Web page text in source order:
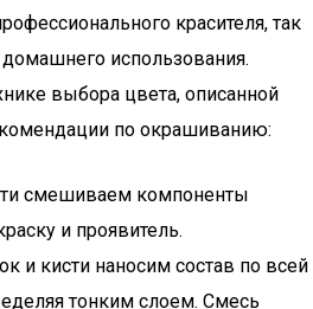
красителя, так
использования.
выбора цвета, описанной
по окрашиванию:
смешиваем компоненты
и проявитель.
и кисти наносим состав по всей
тонким слоем. Смесь